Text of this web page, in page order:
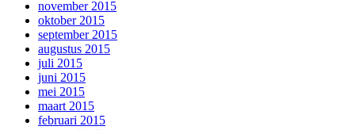
november 2015
oktober 2015
september 2015
augustus 2015
juli 2015
juni 2015
mei 2015
maart 2015
februari 2015